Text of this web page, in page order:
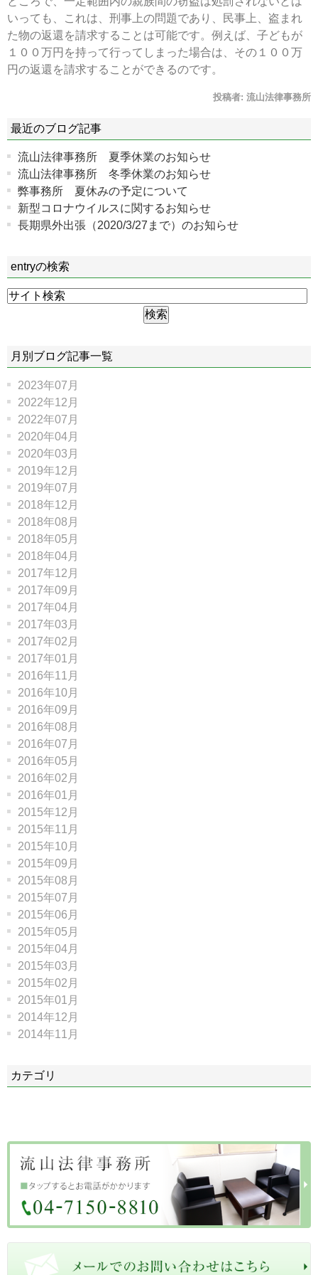
いっても、これは、刑事上の問題であり、民事上、盗まれ
た物の返還を請求することは可能です。例えば、子どもが
１００万円を持って行ってしまった場合は、その１００万
円の返還を請求することができるのです。
投稿者: 流山法律事務所
最近のブログ記事
流山法律事務所 夏季休業のお知らせ
流山法律事務所 冬季休業のお知らせ
弊事務所 夏休みの予定について
新型コロナウイルスに関するお知らせ
長期県外出張（2020/3/27まで）のお知らせ
entryの検索
月別ブログ記事一覧
2023年07月
2022年12月
2022年07月
2020年04月
2020年03月
2019年12月
2019年07月
2018年12月
2018年08月
2018年05月
2018年04月
2017年12月
2017年09月
2017年04月
2017年03月
2017年02月
2017年01月
2016年11月
2016年10月
2016年09月
2016年08月
2016年07月
2016年05月
2016年02月
2016年01月
2015年12月
2015年11月
2015年10月
2015年09月
2015年08月
2015年07月
2015年06月
2015年05月
2015年04月
2015年03月
2015年02月
2015年01月
2014年12月
2014年11月
カテゴリ